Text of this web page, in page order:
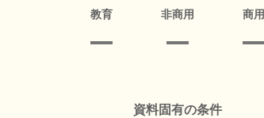
教育 非商用 商用
資料固有の条件